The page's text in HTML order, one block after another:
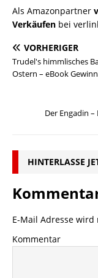
Als Amazonpartner
Verkäufen bei
VORHERIGER
Trudel's himmlisches
Ostern – eBook
Der Engadin
HINTERLASSE
E-Mail Adresse
Kommentar